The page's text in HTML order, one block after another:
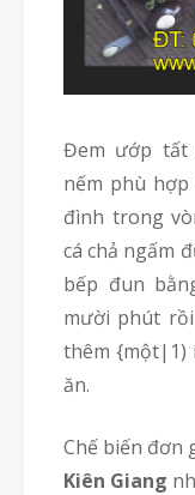
Đem ướp tất cả các nguyên liệu trên nêm
nếm phù
đình trong
cá chả ngấm
bếp đun
mười phút
thêm {một|1)
ăn.
Chế biến
Kiên Giang